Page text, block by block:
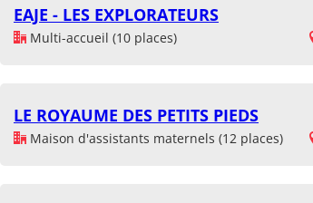
EAJE - LES EXPLORATEURS
Multi-accueil (10 places)
LE ROYAUME DES PETITS PIEDS
Maison d'assistants maternels (12 places)